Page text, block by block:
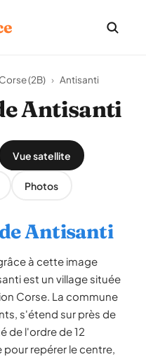
(2B) › Antisanti
Antisanti
Vue satellite
Photos
Antisanti
à cette image
est un village située
Corse. La commune
s'étend sur près de
de l'ordre de 12
pour repérer le centre,